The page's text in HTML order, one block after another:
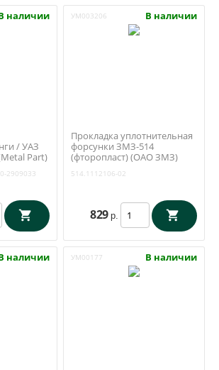
наличии
/ УАЗ
Part)
2909033
УМ003206 В наличии
Прокладка уплотнительная
форсунки ЗМЗ-514
(фторопласт) (ОАО ЗМЗ)
514.1112106-02
829 р.
наличии УМ00177 В наличии